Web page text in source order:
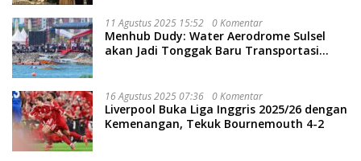
11 Agustus 2025 15:52 0 Komentar
Menhub Dudy: Water Aerodrome Sulsel
akan Jadi Tonggak Baru Transportasi
16 Agustus 2025 07:36 0 Komentar
Liverpool Buka Liga Inggris 2025/26 dengan
Kemenangan, Tekuk Bournemouth 4-2